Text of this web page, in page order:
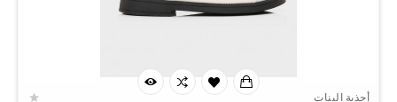
أحذية البنات